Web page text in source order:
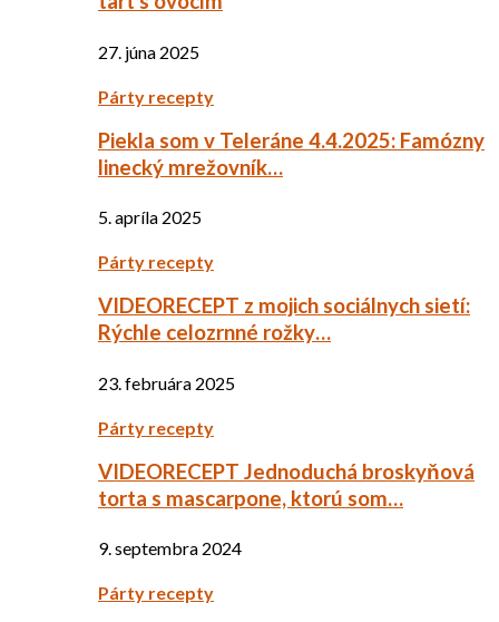
27. júna 2025
Párty recepty
Piekla som v Teleráne 4.4.2025: Famózny
linecký mrežovník…
5. apríla 2025
Párty recepty
VIDEORECEPT z mojich sociálnych sietí:
Rýchle celozrnné rožky…
23. februára 2025
Párty recepty
VIDEORECEPT Jednoduchá broskyňová
torta s mascarpone, ktorú som…
9. septembra 2024
Párty recepty